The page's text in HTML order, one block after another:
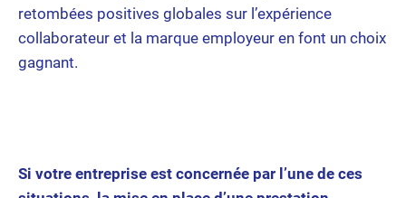
retombées positives globales sur l’expérience
collaborateur et la marque employeur en font un choix
gagnant.
Si votre entreprise est concernée par l’une de ces